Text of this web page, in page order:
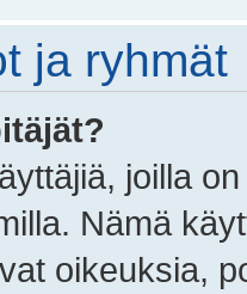
ja ryhmät
joilla
Nämä
oikeuksia,